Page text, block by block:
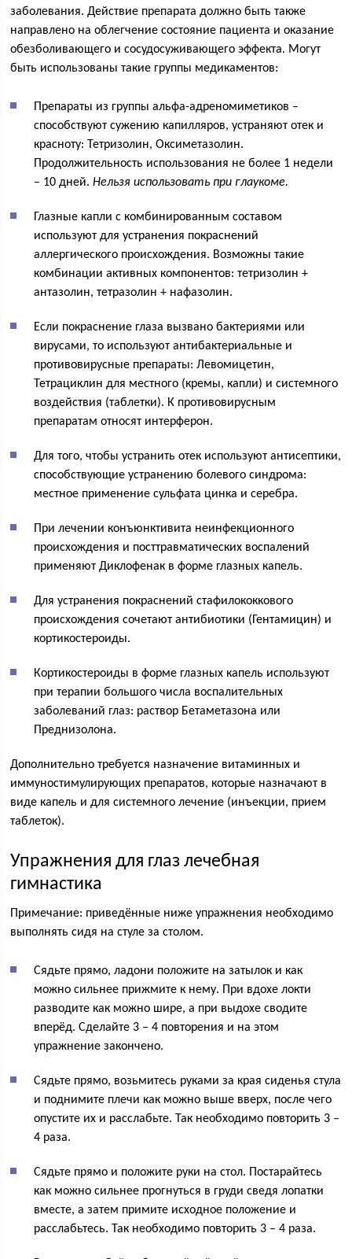
заболевания. Действие препарата должно быть также
направлено на облегчение состояние пациента и оказание
обезболивающего и сосудосуживающего эффекта. Могут
быть использованы такие группы медикаментов:
Препараты из группы альфа-адреномиметиков –
способствуют сужению капилляров, устраняют отек и
красноту: Тетризолин, Оксиметазолин.
Продолжительность использования не более 1 недели
– 10 дней.Нельзя использовать при глаукоме.
Глазные капли с комбинированным составом
используют для устранения покраснений
аллергического происхождения. Возможны такие
комбинации активных компонентов: тетризолин +
антазолин, тетразолин + нафазолин.
Если покраснение глаза вызвано бактериями или
вирусами, то используют антибактериальные и
противовирусные препараты: Левомицетин,
Тетрациклин для местного (кремы, капли) и системного
воздействия (таблетки). К противовирусным
препаратам относят интерферон.
Для того, чтобы устранить отек используют антисептики,
способствующие устранению болевого синдрома:
местное применение сульфата цинка и серебра.
При лечении конъюнктивита неинфекционного
происхождения и посттравматических воспалений
применяют Диклофенак в форме глазных капель.
Для устранения покраснений стафилококкового
происхождения сочетают антибиотики (Гентамицин) и
кортикостероиды.
Кортикостероиды в форме глазных капель используют
при терапии большого числа воспалительных
заболеваний глаз: раствор Бетаметазона или
Преднизолона.
Дополнительно требуется назначение витаминных и
иммуностимулирующих препаратов, которые назначают в
виде капель и для системного лечение (инъекции, прием
таблеток).
Упражнения для глаз лечебная
гимнастика
Примечание: приведённые ниже упражнения необходимо
выполнять сидя на стуле за столом.
Сядьте прямо, ладони положите на затылок и как
можно сильнее прижмите к нему. При вдохе локти
разводите как можно шире, а при выдохе сводите
вперёд. Сделайте 3 – 4 повторения и на этом
упражнение закончено.
Сядьте прямо, возьмитесь руками за края сиденья стула
и поднимите плечи как можно выше вверх, после чего
опустите их и расслабьте. Так необходимо повторить 3 –
4 раза.
Сядьте прямо и положите руки на стол. Постарайтесь
как можно сильнее прогнуться в груди сведя лопатки
вместе, а затем примите исходное положение и
расслабьтесь. Так необходимо повторить 3 – 4 раза.